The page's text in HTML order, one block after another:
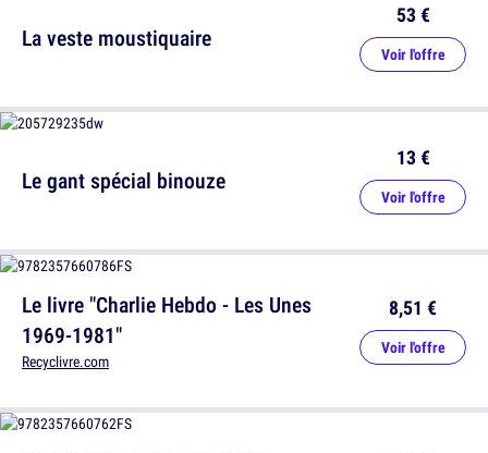
La veste moustiquaire
53 €
Voir l'offre
Le livre "Charlie Hebdo - Les Unes
1969-1981"
Recyclivre.com
8,51 €
Voir l'offre
Le gant spécial binouze
13 €
Voir l'offre